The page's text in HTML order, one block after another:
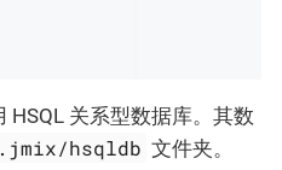
HSQL 关系型数据库。其数
.jmix/hsqldb 文件夹。